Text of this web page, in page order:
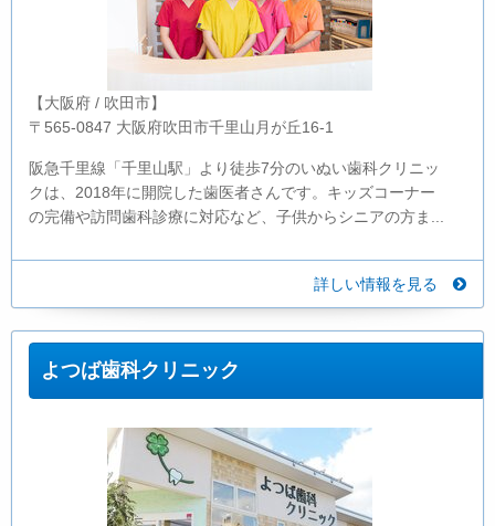
【大阪府 / 吹田市】
〒565-0847 大阪府吹田市千里山月が丘16-1
阪急千里線「千里山駅」より徒歩7分のいぬい歯科クリニッ
クは、2018年に開院した歯医者さんです。キッズコーナー
の完備や訪問歯科診療に対応など、子供からシニアの方ま...
詳しい情報を見る
よつば歯科クリニック